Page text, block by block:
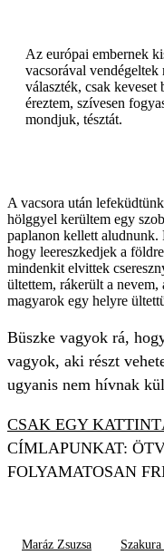
Az európai embernek
vacsorával
választék, csak
éreztem, szívesen
mondjuk, tésztát.
A vacsora után
hölggyel kerültem egy
paplanon kellett aludnunk.
hogy leereszkedjek a
mindenkit elvittek
ültettem, rákerült a
magyarok egy helyre
Büszke vagyok rá,
vagyok, aki részt
ugyanis nem hívnak
CSAK EGY
CÍMLAPUNKAT:
FOLYAMATOSAN
Maráz Zsuzsa